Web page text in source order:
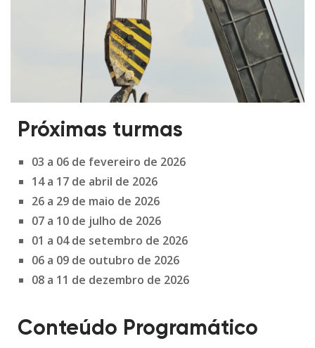
Próximas turmas
03 a 06 de fevereiro de 2026
14 a 17 de abril de 2026
26 a 29 de maio de 2026
07 a 10 de julho de 2026
01 a 04 de setembro de 2026
06 a 09 de outubro de 2026
08 a 11 de dezembro de 2026
Conteúdo Programático